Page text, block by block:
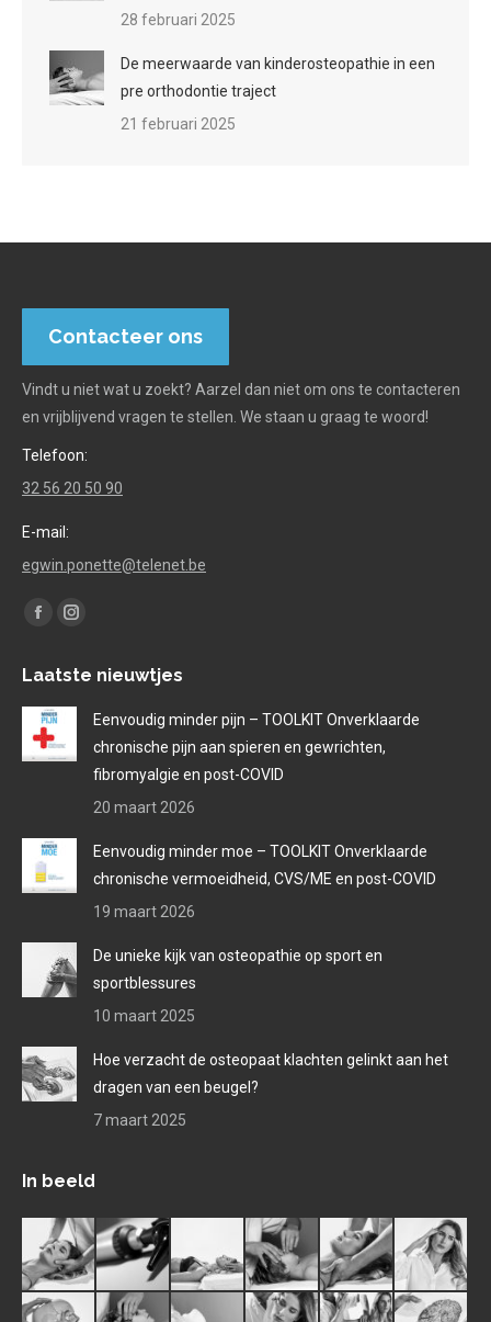
28 februari 2025
De meerwaarde van kinderosteopathie in een
pre orthodontie traject
21 februari 2025
Contacteer ons
Vindt u niet wat u zoekt? Aarzel dan niet om ons te contacteren
en vrijblijvend vragen te stellen. We staan u graag te woord!
Telefoon:
32 56 20 50 90
E-mail:
egwin.ponette@telenet.be
Find us on:
Facebook
opens
in
new
Instagram
opens
in
new
window
Laatste nieuwtjes
Eenvoudig minder pijn – TOOLKIT Onverklaarde
chronische pijn aan spieren en gewrichten,
fibromyalgie en post-COVID
20 maart 2026
Eenvoudig minder moe – TOOLKIT Onverklaarde
chronische vermoeidheid, CVS/ME en post-COVID
19 maart 2026
De unieke kijk van osteopathie op sport en
sportblessures
10 maart 2025
Hoe verzacht de osteopaat klachten gelinkt aan het
dragen van een beugel?
7 maart 2025
In beeld